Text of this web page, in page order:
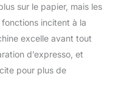
sur le papier, mais les
incitent à la
excelle avant tout
d’expresso, et
pour plus de